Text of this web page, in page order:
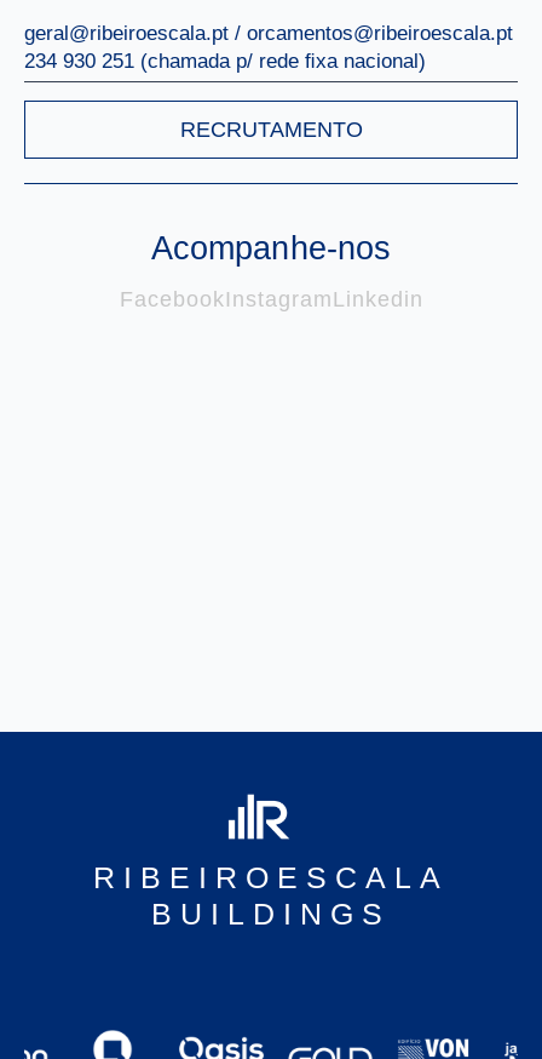
geral@ribeiroescala.pt / orcamentos@ribeiroescala.pt
234 930 251 (chamada p/ rede ﬁxa nacional)
RECRUTAMENTO
Acompanhe-nos
FacebookInstagramLinkedin
RIBEIROESCALA
BUILDINGS